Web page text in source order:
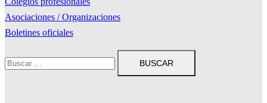
Asociaciones / Organizaciones
Boletines oficiales
Buscar: